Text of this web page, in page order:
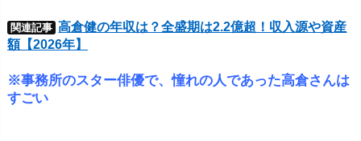
関連記事 高倉健の年収は？全盛期は2.2億超！収入源や資産
額【2026年】
※事務所のスター俳優で、憧れの人であった高倉さんは
すごい